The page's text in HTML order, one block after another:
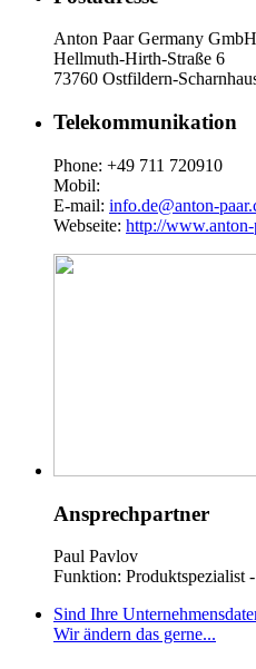
Anton Paar Germany GmbH
Hellmuth-Hirth-Straße 6
73760 Ostfildern-
Telekommunikation
Phone: +49 711 720910
Mobil:
E-mail: info.de@anton-
Webseite: http://www.anton-
Ansprechpartner
Paul Pavlov
Funktion: Produktspezialist
Sind Ihre
Wir ändern das gerne...